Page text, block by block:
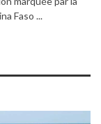
Faso ...